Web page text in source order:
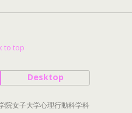
to top
Desktop
女子大学心理行動科学科